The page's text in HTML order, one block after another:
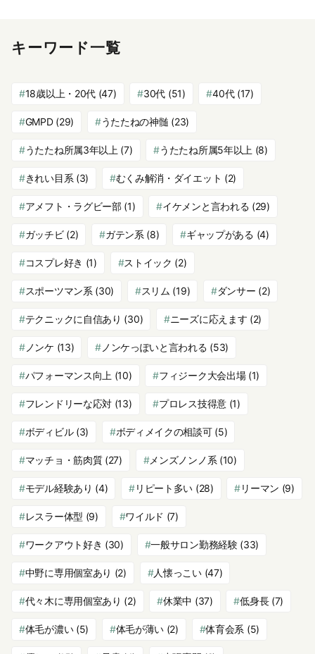
キーワード一覧
18歳以上・20代 (47) 30代 (51) 40代(17)
GMPD(29) うたたねの神髄 (23)
うたたね所属3年以上 (7) うたたね所属5年以上 (8)
きれい目系 (3) むくみ解消・ダイエット (2)
アメフト・ラグビー部(1) イケメンと言われる (29)
ガッチビ(2) ガテン系 (8) ギャップがある (4)
コスプレ好き (1) ストイック (2)
スポーツマン系 (30) スリム (19) ダンサー (2)
テクニックに自信あり (30) ニーズに応えます (2)
ノンケ (13) ノンケっぽいと言われる (53)
パフォーマンス向上 (10) フィジーク大会出場(1)
フレンドリーな応対 (13) プロレス技得意(1)
ボディビル(3) ボディメイクの相談可(5)
マッチョ・筋肉質(27) メンズノンノ系 (10)
モデル経験あり (4) リピート多い (28) リーマン (9)
レスラー体型 (9) ワイルド (7)
ワークアウト好き (30) 一般サロン勤務経験(33)
中野に専用個室あり (2) 人懐っこい(47)
代々木に専用個室あり (2) 休業中 (37) 低身長(7)
体毛が濃い(5) 体毛が薄い (2) 体育会系 (5)